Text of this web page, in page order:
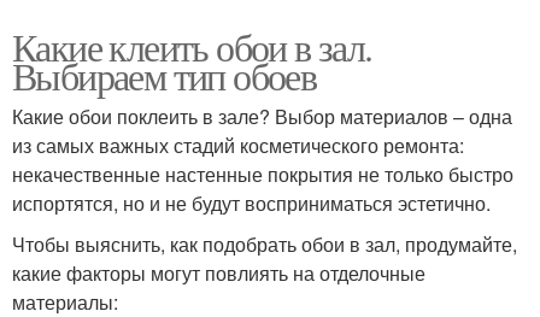
Какие клеить обои в зал.
Выбираем тип обоев
Какие обои поклеить в зале? Выбор материалов – одна
из самых важных стадий косметического ремонта:
некачественные настенные покрытия не только быстро
испортятся, но и не будут восприниматься эстетично.
Чтобы выяснить, как подобрать обои в зал, продумайте,
какие факторы могут повлиять на отделочные
материалы: